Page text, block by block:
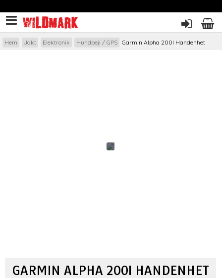
Hem Jakt Elektronik Hundpejl / GPS Garmin Alpha 200I Handenhet
GARMIN ALPHA 200I HANDENHET